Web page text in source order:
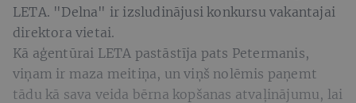
LETA. "Delna" ir izsludinājusi konkursu vakantajai
direktora vietai.
Kā aģentūrai LETA pastāstīja pats Petermanis,
viņam ir maza meitiņa, un viņš nolēmis paņemt
tādu kā sava veida bērna kopšanas atvaļinājumu, lai